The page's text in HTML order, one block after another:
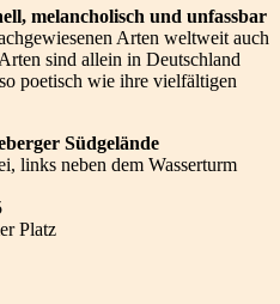
melancholisch und unfassbar
Arten weltweit auch
sind allein in Deutschland
poetisch wie ihre vielfältigen
Südgelände
links neben dem Wasserturm
Platz